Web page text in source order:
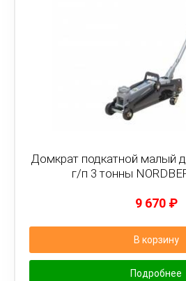
Домкрат подкатной малый
г/п 3 тонны
9 670 ₽
В корзину
Подробнее